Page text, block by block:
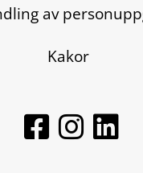
av
Kakor